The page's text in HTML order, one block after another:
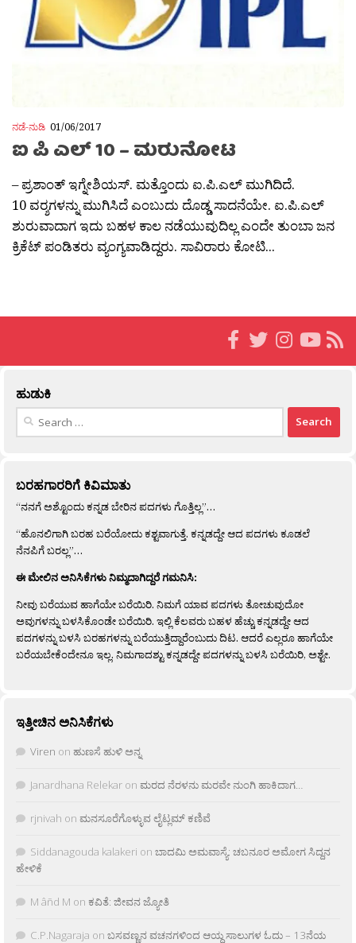
ನಡೆ-ನುಡಿ 01/06/2017
ಐ ಪಿ ಎಲ್ 10 – ಮರುನೋಟ
– ಪ್ರಶಾಂತ್ ಇಗ್ನೇಶಿಯಸ್. ಮತ್ತೊಂದು ಐ.ಪಿ.ಎಲ್ ಮುಗಿದಿದೆ.
10 ವರ‍್ಶಗಳನ್ನು ಮುಗಿಸಿದೆ ಎಂಬುದು ದೊಡ್ಡ ಸಾದನೆಯೇ. ಐ.ಪಿ.ಎಲ್
ಶುರುವಾದಾಗ ಇದು ಬಹಳ ಕಾಲ ನಡೆಯುವುದಿಲ್ಲ ಎಂದೇ ತುಂಬಾ ಜನ
ಕ್ರಿಕೆಟ್ ಪಂಡಿತರು ವ್ಯಂಗ್ಯವಾಡಿದ್ದರು. ಸಾವಿರಾರು ಕೋಟಿ...
ಹುಡುಕಿ
Search
ಬರಹಗಾರರಿಗೆ ಕಿವಿಮಾತು
“ನನಗೆ ಅಶ್ಟೊಂದು ಕನ್ನಡ ಬೇರಿನ ಪದಗಳು ಗೊತ್ತಿಲ್ಲ”…
“ಹೊನಲಿಗಾಗಿ ಬರಹ ಬರೆಯೋದು ಕಶ್ಟವಾಗುತ್ತೆ. ಕನ್ನಡದ್ದೇ ಆದ ಪದಗಳು ಕೂಡಲೆ
ನೆನಪಿಗೆ ಬರಲ್ಲ”…
ಈ ಮೇಲಿನ ಅನಿಸಿಕೆಗಳು ನಿಮ್ಮದಾಗಿದ್ದರೆ ಗಮನಿಸಿ:
ನೀವು ಬರೆಯುವ ಹಾಗೆಯೇ ಬರೆಯಿರಿ. ನಿಮಗೆ ಯಾವ ಪದಗಳು ತೋಚುವುದೋ
ಅವುಗಳನ್ನು ಬಳಸಿಕೊಂಡೇ ಬರೆಯಿರಿ. ಇಲ್ಲಿ ಕೆಲವರು ಬಹಳ ಹೆಚ್ಚು ಕನ್ನಡದ್ದೇ ಆದ
ಪದಗಳನ್ನು ಬಳಸಿ ಬರಹಗಳನ್ನು ಬರೆಯುತ್ತಿದ್ದಾರೆಂಬುದು ದಿಟ. ಆದರೆ ಎಲ್ಲರೂ ಹಾಗೆಯೇ
ಬರೆಯಬೇಕೆಂದೇನೂ ಇಲ್ಲ. ನಿಮಗಾದಶ್ಟು ಕನ್ನಡದ್ದೇ ಪದಗಳನ್ನು ಬಳಸಿ ಬರೆಯಿರಿ, ಅಶ್ಟೇ.
ಇತ್ತೀಚಿನ ಅನಿಸಿಕೆಗಳು
Viren on ಹುಣಸೆ ಹುಳಿ ಅನ್ನ
Janardhana Relekar on ಮರದ ನೆರಳನು ಮರವೇ ನುಂಗಿ ಹಾಕಿದಾಗ…
rjnivah on ಮನಸೂರೆಗೊಳ್ಳುವ ಲೈಟ್ಲಮ್ ಕಣಿವೆ
Siddanagouda kalakeri on ಬಾದಮಿ ಅಮವಾಸ್ಯೆ: ಚಬನೂರ ಅಮೋಗ ಸಿದ್ದನ
ಹೇಳಿಕೆ
M âñd M on ಕವಿತೆ: ಜೀವನ ಜ್ಯೋತಿ
C.P.Nagaraja on ಬಸವಣ್ಣನ ವಚನಗಳಿಂದ ಆಯ್ದ ಸಾಲುಗಳ ಓದು – 13ನೆಯ